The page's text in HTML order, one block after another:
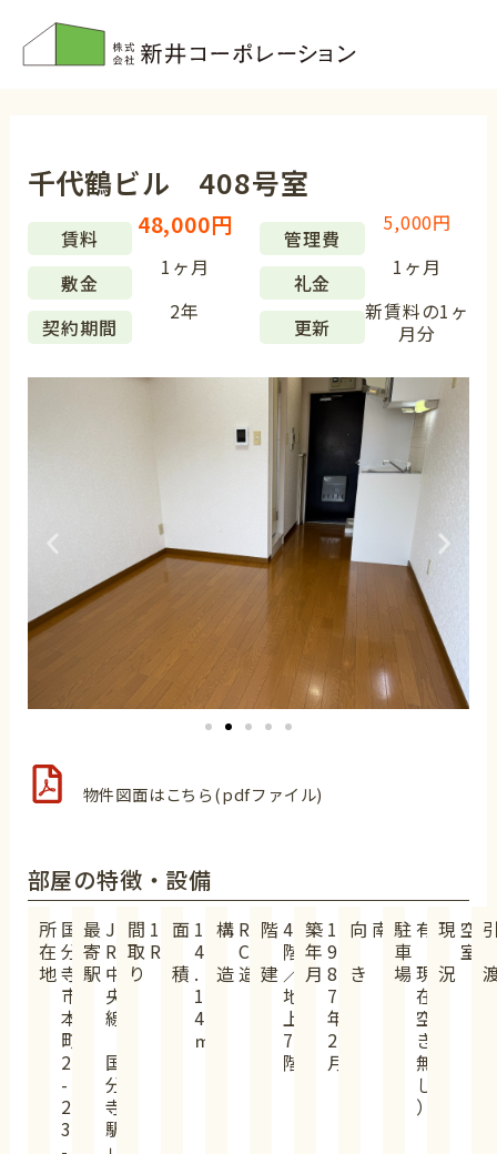
千代鶴ビル 408号室
賃料 48,000円 管理費
5,000円
敷金
1ヶ月
礼金
1ヶ月
契約期間
2年
更新
新賃料の1ヶ
月分
物件図面はこちら(pdfファイル)
部屋の特徴・設備
所
在
地
国
分
寺
市
本
町
2
-
2
3
最
寄
駅
J
R
中
央
線
国
分
寺
駅
間
取
り
1
R
面
積
1
4
.
1
4
㎡
構
造
R
C
造
階
建
4
階
／
地
上
7
階
築
年
月
1
9
8
7
年
2
月
向
き
南 駐
車
場
有
現
在
空
き
無
し
）
現
況
空
室